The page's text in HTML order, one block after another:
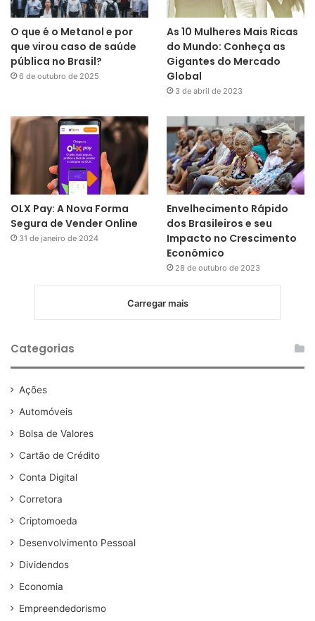
O que é o Metanol e por
que virou caso de saúde
pública no Brasil?
6 de outubro de 2025
As 10 Mulheres Mais Ricas
do Mundo: Conheça as
Gigantes do Mercado
Global
3 de abril de 2023
OLX Pay: A Nova Forma
Segura de Vender Online
31 de janeiro de 2024
Envelhecimento Rápido
dos Brasileiros e seu
Impacto no Crescimento
Econômico
28 de outubro de 2023
Carregar mais
Categorias
Ações
Automóveis
Bolsa de Valores
Cartão de Crédito
Conta Digital
Corretora
Criptomoeda
Desenvolvimento Pessoal
Dividendos
Economia
Empreendedorismo